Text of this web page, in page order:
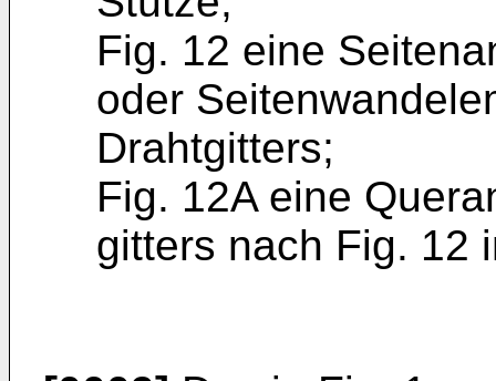
Fig. 12 eine
oder
Drahtgitters;
Fig. 12A eine
gitters nach Fig. 12